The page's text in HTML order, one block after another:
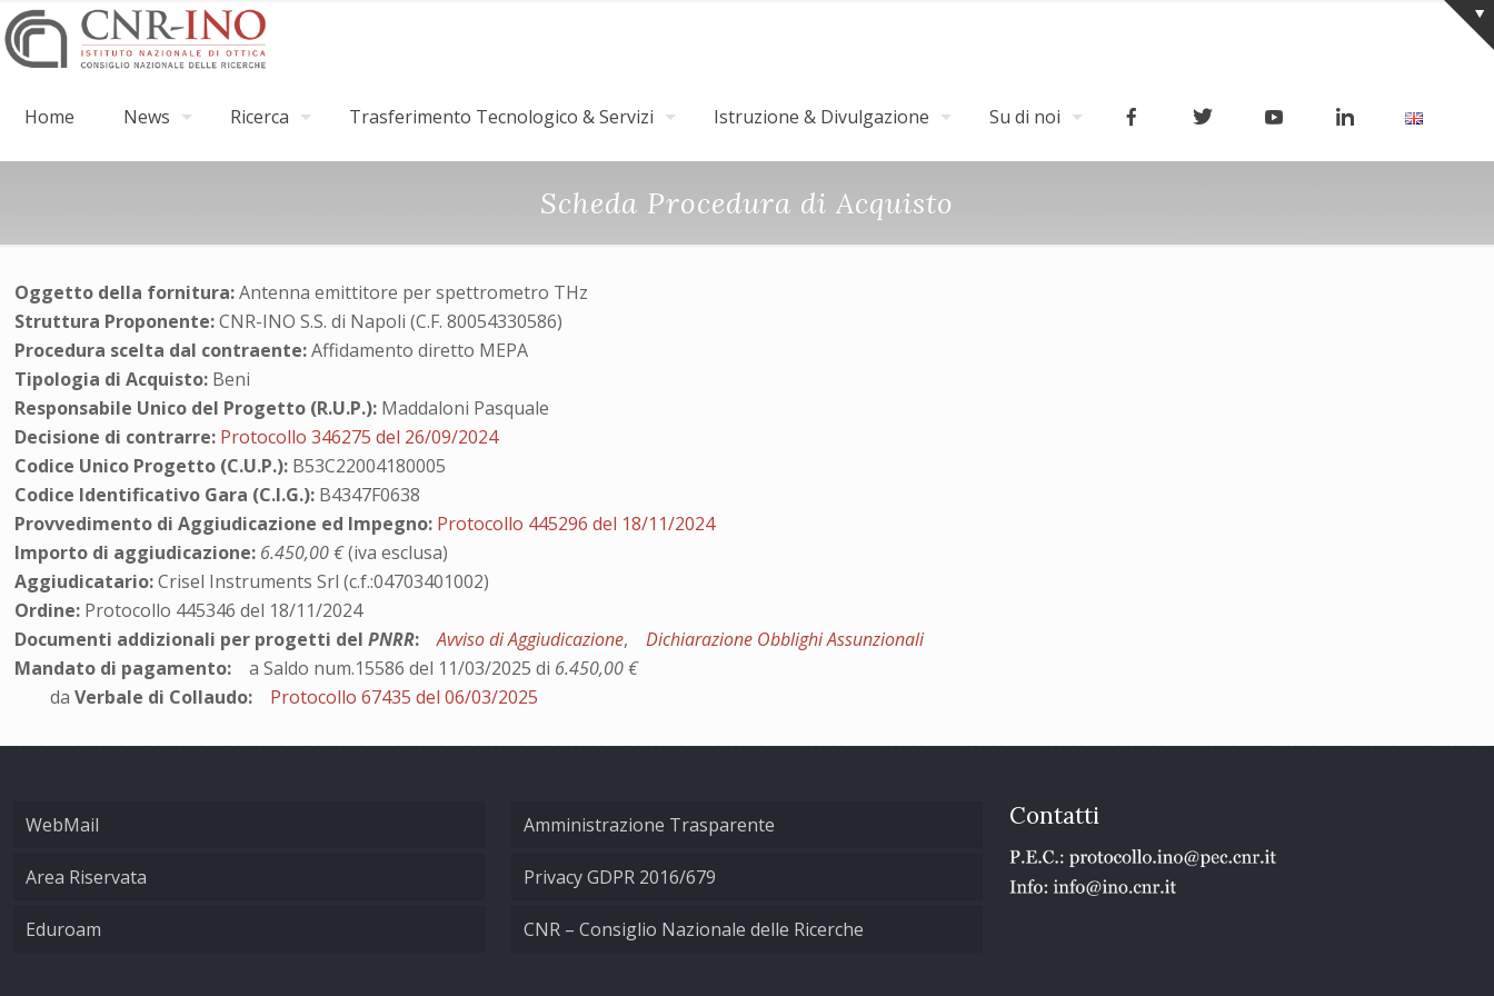
Home News Ricerca Trasferimento Tecnologico & Servizi Istruzione & Divulgazione Su di noi
Scheda Procedura di Acquisto
Oggetto della fornitura:Antenna emittitore per spettrometro THz
Struttura Proponente:CNR-INO S.S. di Napoli (C.F. 80054330586)
Procedura scelta dal contraente:Affidamento diretto MEPA
Tipologia di Acquisto: Beni
Responsabile Unico del Progetto (R.U.P.): Maddaloni Pasquale
Decisione di contrarre: Protocollo 346275 del 26/09/2024
Codice Unico Progetto (C.U.P.): B53C22004180005
Codice Identificativo Gara (C.I.G.): B4347F0638
Provvedimento di Aggiudicazione ed Impegno: Protocollo 445296 del 18/11/2024
Importo di aggiudicazione: 6.450,00 €(iva esclusa)
Aggiudicatario:Crisel Instruments Srl (c.f.:04703401002)
Ordine: Protocollo 445346 del 18/11/2024
Documenti addizionali per progetti delPNRR: Avviso di Aggiudicazione,Dichiarazione Obblighi Assunzionali
Mandato di pagamento: a Saldo num.15586 del 11/03/2025 di 6.450,00 €
daVerbale di Collaudo: Protocollo 67435 del 06/03/2025
WebMail
Area Riservata
Eduroam
Amministrazione Trasparente
Privacy GDPR 2016/679
CNR – Consiglio Nazionale delle Ricerche
Contatti